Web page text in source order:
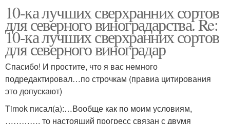
10-ка лучших сверхранних сортов
для северного виноградарства. Re:
10-ка лучших сверхранних сортов
для северного виноградар
Спасибо! И простите, что я вас немного
подредактировал…по строчкам (правиа цитирования
это допускают)
Timok писал(а):…Вообще как по моим условиям,
…………. то настоящий прогресс связан с двумя